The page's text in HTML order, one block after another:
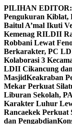
Skip
to
content
PILIHAN EDITOR:
Pengukuran Kiblat,
Baitul A’mal Ikuti
Kemenag RILDII
Robbani Lewat
Berkarakter, PC
Kolaborasi 3
LDII Cikancung
MasjidKeakraban
Mekar Perkuat
Liburan Sekolah,
Karakter Luhur
Rancaekek Perkuat
dan Pengabdian